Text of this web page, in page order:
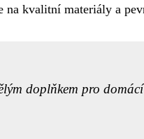
na kvalitní materiály a
doplňkem pro